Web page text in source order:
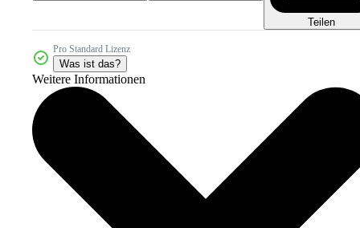
Teilen
Pro Standard Lizenz
Was ist das?
Weitere Informationen